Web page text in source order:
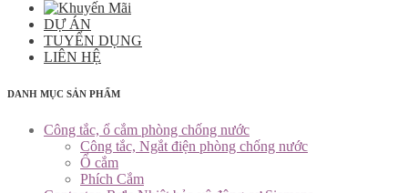
DỰ ÁN
TUYỂN DỤNG
LIÊN HỆ
DANH MỤC SẢN PHẨM
Công tắc, ổ cắm phòng chống nước
Công tắc, Ngắt điện phòng chống nước
Ổ cắm
Phích Cắm